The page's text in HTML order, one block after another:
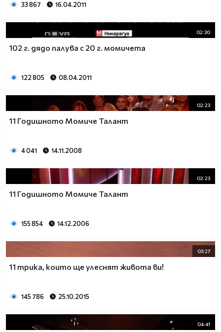
33 867 16.04.2011
02:30
102 г. дядо палува с 20 г. момичета
122 805 08.04.2011
02:23
11 Годишното Момиче Талант
4 041 14.11.2008
02:23
11 Годишното Момиче Талант
155 854 14.12.2006
03:27
11 трика, които ще улеснят живота ви!
145 786 25.10.2015
04:41